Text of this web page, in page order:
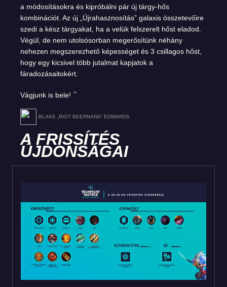
a módosításokra és kipróbálni pár új tárgy-hős
kombinációt. Az új „Újrahasznosítás” galaxis összetevőire
szedi a kész tárgyakat, ha a velük felszerelt hőst eladod.
Végül, de nem utolsósorban megerősítünk néhány
nehezen megszerezhető képességet és 3 csillagos hőst,
hogy egy kicsivel több jutalmat kapjatok a
fáradozásaitokért.
Vágjunk is bele!
BLAKE „RIOT BEERNANA” EDWARDS
A FRISSÍTÉS
ÚJDONSÁGAI